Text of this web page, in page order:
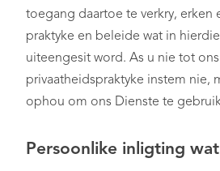
toegang daartoe te verkry, erken
praktyke en beleide wat in
uiteengesit word. As u nie tot ons
privaatheidspraktyke instem nie,
ophou om ons Dienste te
Persoonlike inligting wat